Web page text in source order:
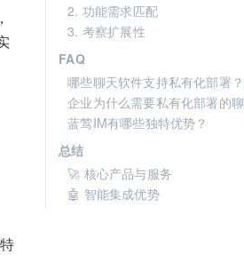
2. 功能需求匹配
3. 考察扩展性
FAQ
哪些聊天软件支持私有化部署？
企业为什么需要私有化部署的
蓝莺IM有哪些独特优势？
总结
🚀 核心产品与服务
🤖 智能集成优势